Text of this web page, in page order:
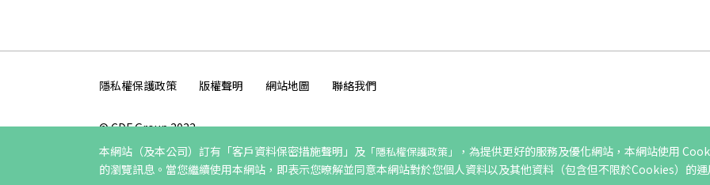
本網站（及本公司）訂有 「客戶資料保密措施聲明」 及 「隱私權保護政策」
，為提供更好的服務及優化網站，本網站使用
的瀏覽訊息。當您繼續使用本網站，即表示您暸解並同意本網站對於您個人資料以及其他資料（包含但不限於Cookies）的
© CDF Group 2022
隱私權保護政策 版權聲明 網站地圖 聯絡我們
最佳瀏覽環境 ：IE11、Firefox3.5 以上瀏覽器；解析度1024x768以上